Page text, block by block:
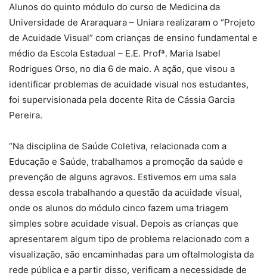
Alunos do quinto módulo do curso de Medicina da
Universidade de Araraquara – Uniara realizaram o “Projeto
de Acuidade Visual” com crianças de ensino fundamental e
médio da Escola Estadual – E.E. Profª. Maria Isabel
Rodrigues Orso, no dia 6 de maio. A ação, que visou a
identificar problemas de acuidade visual nos estudantes,
foi supervisionada pela docente Rita de Cássia Garcia
Pereira.
“Na disciplina de Saúde Coletiva, relacionada com a
Educação e Saúde, trabalhamos a promoção da saúde e
prevenção de alguns agravos. Estivemos em uma sala
dessa escola trabalhando a questão da acuidade visual,
onde os alunos do módulo cinco fazem uma triagem
simples sobre acuidade visual. Depois as crianças que
apresentarem algum tipo de problema relacionado com a
visualização, são encaminhadas para um oftalmologista da
rede pública e a partir disso, verificam a necessidade de